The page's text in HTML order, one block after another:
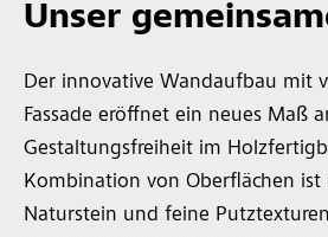
Unser
Der innovative Wandaufbau mit
Fassade eröffnet ein neues Maß
Gestaltungsfreiheit im
Kombination von Oberflächen ist
Naturstein und feine